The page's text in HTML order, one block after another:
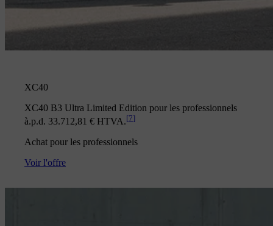
XC40
XC40 B3 Ultra Limited Edition pour les professionnels
à.p.d. 33.712,81 € HTVA.[7]
Achat pour les professionnels
Voir l'offre